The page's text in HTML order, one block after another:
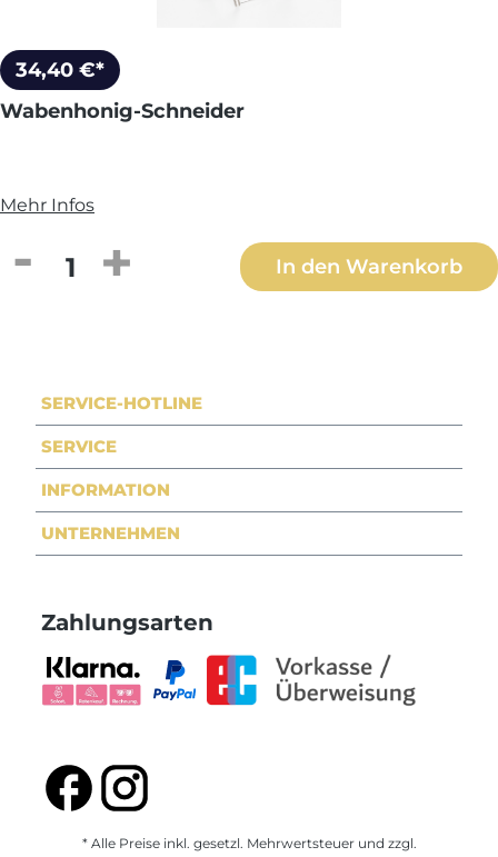
34,40 €*
Wabenhonig-Schneider
Mehr Infos
Produkt Anzahl: Gib den gewünschten
In den Warenkorb
SERVICE-HOTLINE
SERVICE
INFORMATION
UNTERNEHMEN
Zahlungsarten
* Alle Preise inkl. gesetzl. Mehrwertsteuer und zzgl.